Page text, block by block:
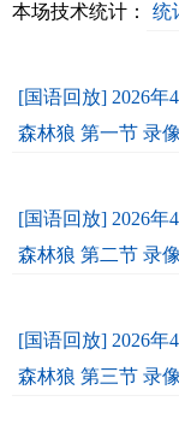
本场技术统计： 统
[国语回放] 2026年
森林狼 第一节 录像
[国语回放] 2026年
森林狼 第二节 录像
[国语回放] 2026年
森林狼 第三节 录像